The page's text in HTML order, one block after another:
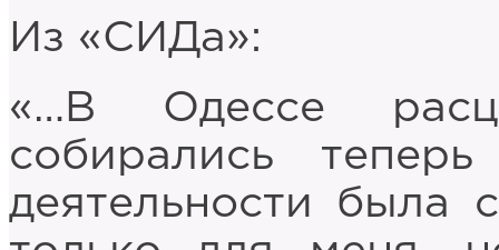
Из «СИДа»:
«…В Одессе
собирались
деятельности была